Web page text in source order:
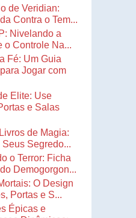
de Veridian:
Contra o Tem...
Nivelando a
o Controle Na...
Fé: Um Guia
Jogar com
Elite: Use
e Salas
de Magia:
Segredo...
o Terror: Ficha
Demogorgon...
O Design
Portas e S...
Épicas e